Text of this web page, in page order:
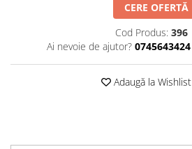
Remorci Transport Baloţi
Remorci Împrăștiat Gunoi
CERE OFERTĂ
Cod Produs: 396
Ai nevoie de ajutor? 0745643424
Adaugă la Wishlist